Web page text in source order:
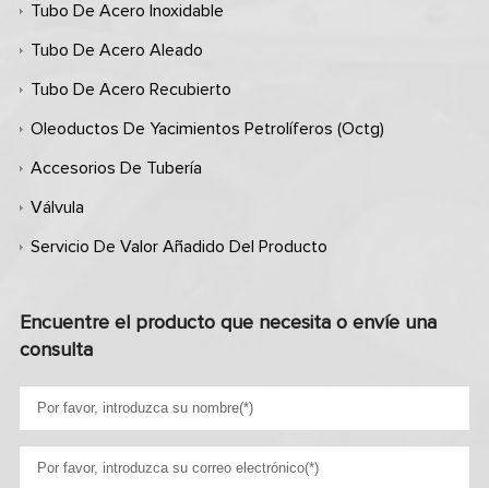
Tubo De Acero Inoxidable
Tubo De Acero Aleado
Tubo De Acero Recubierto
Oleoductos De Yacimientos Petrolíferos (octg)
Accesorios De Tubería
Válvula
Servicio De Valor Añadido Del Producto
Encuentre el producto que necesita o envíe una
consulta